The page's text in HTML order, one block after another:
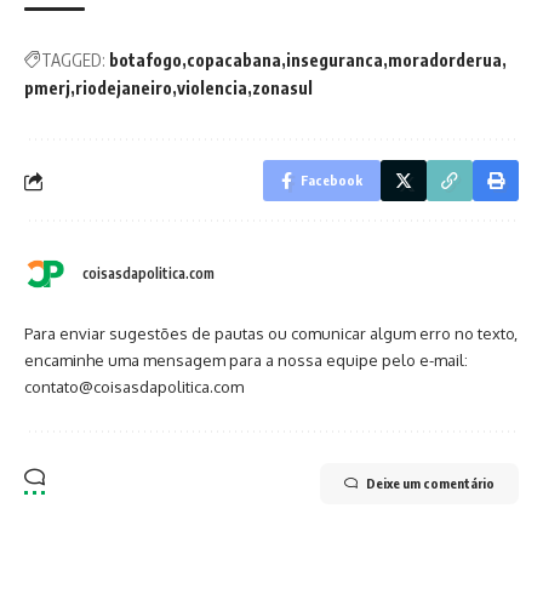
TAGGED: botafogo copacabana inseguranca moradorderua
pmerj riodejaneiro violencia zonasul
Facebook
coisasdapolitica.com
Para enviar sugestões de pautas ou comunicar algum erro no texto,
encaminhe uma mensagem para a nossa equipe pelo e-mail:
contato@coisasdapolitica.com
Deixe um comentário